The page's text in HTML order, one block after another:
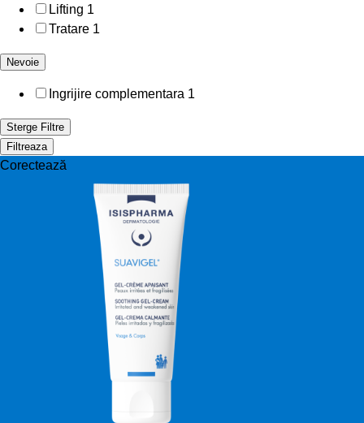
Lifting 1
Tratare 1
Nevoie
Ingrijire complementara 1
Sterge Filtre
Filtreaza
Corectează